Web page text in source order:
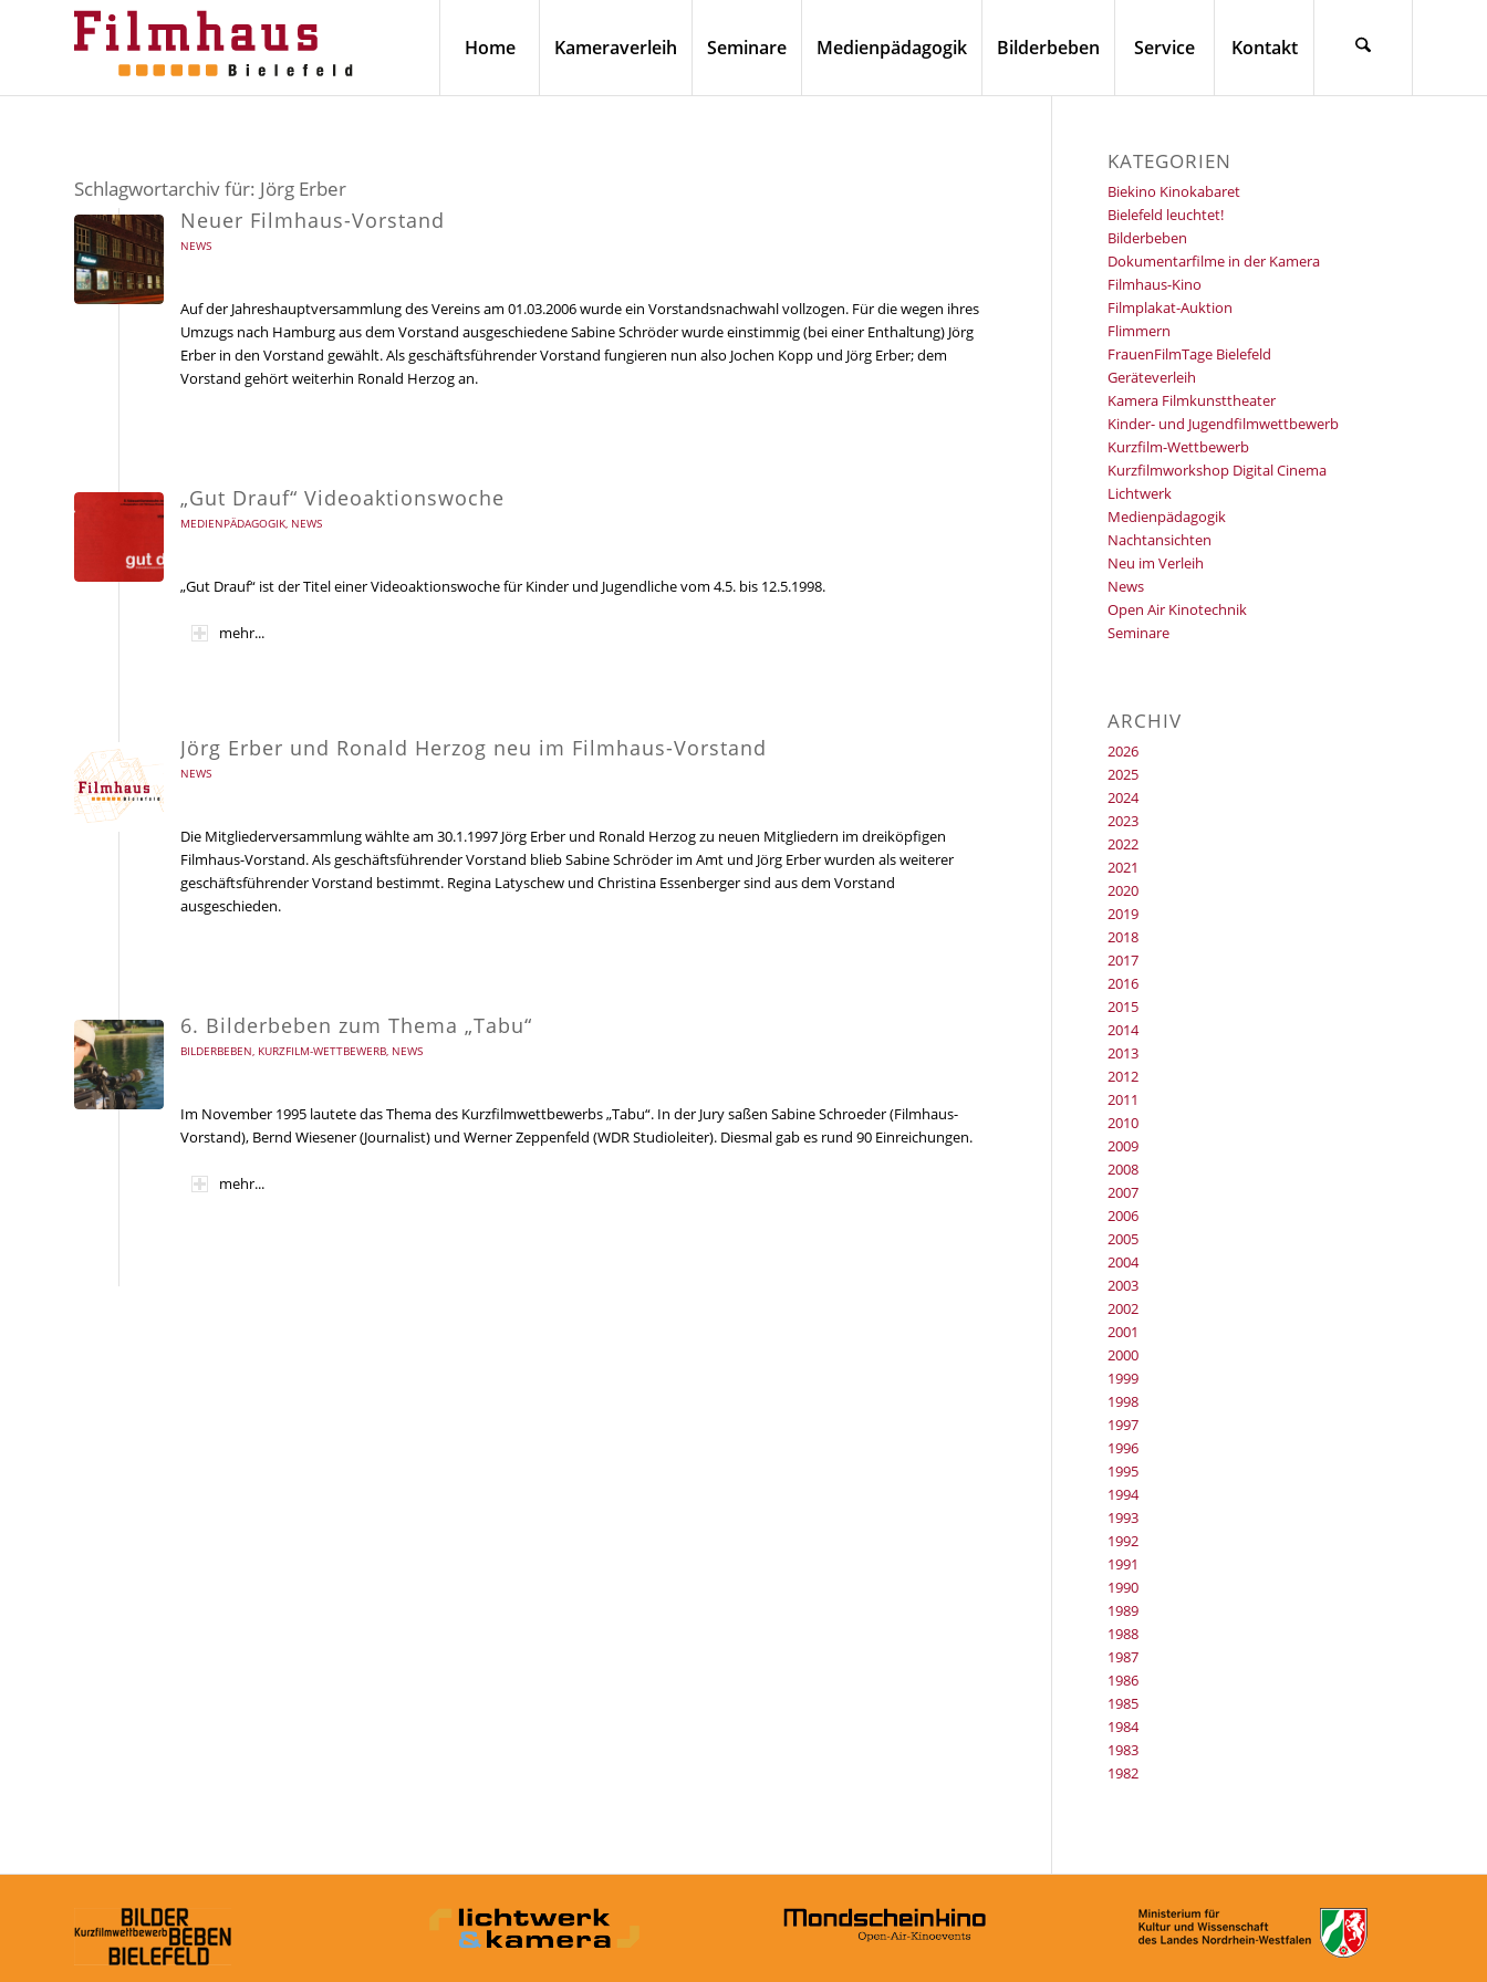
Home Kameraverleih Seminare Medienpädagogik Bilderbeben Service Kontakt
Schlagwortarchiv für: Jörg Erber
Neuer Filmhaus-Vorstand
NEWS
Auf der Jahreshauptversammlung des Vereins am 01.03.2006 wurde ein Vorstandsnachwahl vollzogen. Für die wegen ihres
Umzugs nach Hamburg aus dem Vorstand ausgeschiedene Sabine Schröder wurde einstimmig (bei einer Enthaltung) Jörg
Erber in den Vorstand gewählt. Als geschäftsführender Vorstand fungieren nun also Jochen Kopp und Jörg Erber; dem
Vorstand gehört weiterhin Ronald Herzog an.
„Gut Drauf“ Videoaktionswoche
MEDIENPÄDAGOGIK, NEWS
„Gut Drauf“ ist der Titel einer Videoaktionswoche für Kinder und Jugendliche vom 4.5. bis 12.5.1998.
mehr...
Jörg Erber und Ronald Herzog neu im Filmhaus-Vorstand
NEWS
Die Mitgliederversammlung wählte am 30.1.1997 Jörg Erber und Ronald Herzog zu neuen Mitgliedern im dreiköpfigen
Filmhaus-Vorstand. Als geschäftsführender Vorstand blieb Sabine Schröder im Amt und Jörg Erber wurden als weiterer
geschäftsführender Vorstand bestimmt. Regina Latyschew und Christina Essenberger sind aus dem Vorstand
ausgeschieden.
6. Bilderbeben zum Thema „Tabu“
BILDERBEBEN, KURZFILM-WETTBEWERB, NEWS
Im November 1995 lautete das Thema des Kurzfilmwettbewerbs „Tabu“. In der Jury saßen Sabine Schroeder (Filmhaus-
Vorstand), Bernd Wiesener (Journalist) und Werner Zeppenfeld (WDR Studioleiter). Diesmal gab es rund 90 Einreichungen.
mehr...
KATEGORIEN
Biekino Kinokabaret
Bielefeld leuchtet!
Bilderbeben
Dokumentarfilme in der Kamera
Filmhaus-Kino
Filmplakat-Auktion
Flimmern
FrauenFilmTage Bielefeld
Geräteverleih
Kamera Filmkunsttheater
Kinder- und Jugendfilmwettbewerb
Kurzfilm-Wettbewerb
Kurzfilmworkshop Digital Cinema
Lichtwerk
Medienpädagogik
Nachtansichten
Neu im Verleih
News
Open Air Kinotechnik
Seminare
ARCHIV
2026
2025
2024
2023
2022
2021
2020
2019
2018
2017
2016
2015
2014
2013
2012
2011
2010
2009
2008
2007
2006
2005
2004
2003
2002
2001
2000
1999
1998
1997
1996
1995
1994
1993
1992
1991
1990
1989
1988
1987
1986
1985
1984
1983
1982